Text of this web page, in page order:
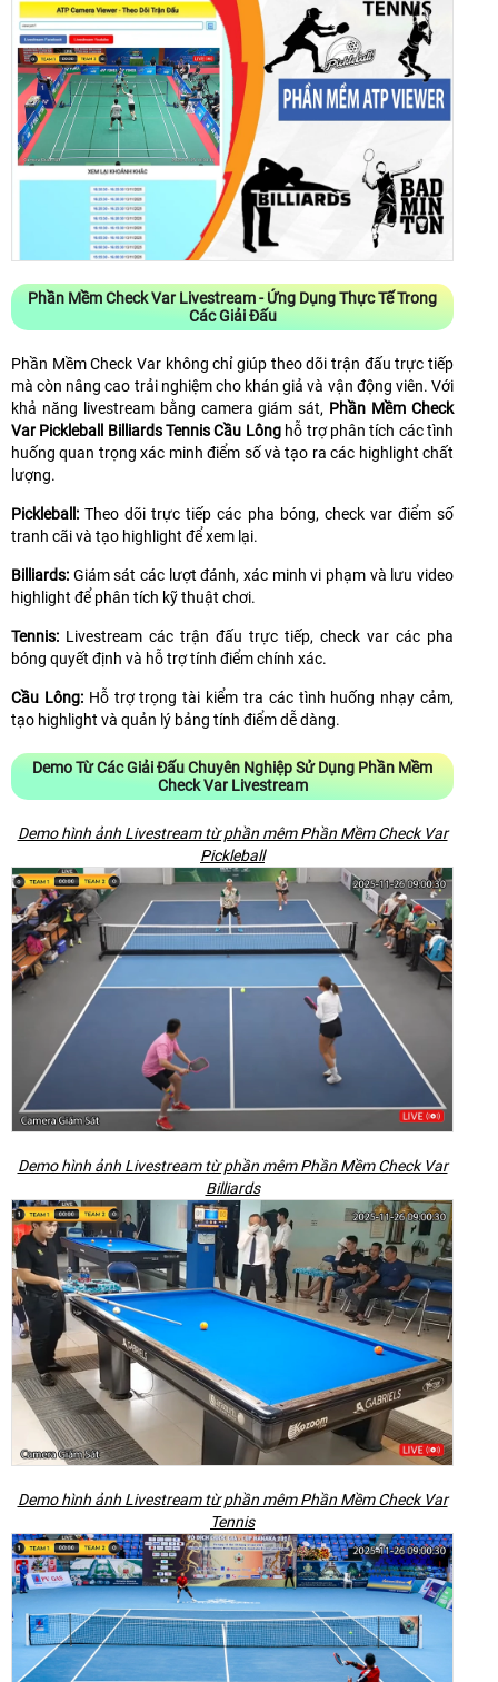
Phần Mềm Check Var Livestream - Ứng Dụng Thực Tế Trong
Các Giải Đấu
Phần Mềm Check Var không chỉ giúp theo dõi trận đấu trực tiếp
mà còn nâng cao trải nghiệm cho khán giả và vận động viên. Với
khả năng livestream bằng camera giám sát, Phần Mềm Check
Var Pickleball Billiards Tennis Cầu Lông hỗ trợ phân tích các tình
huống quan trọng xác minh điểm số và tạo ra các highlight chất
lượng.
Pickleball: Theo dõi trực tiếp các pha bóng, check var điểm số
tranh cãi và tạo highlight để xem lại.
Billiards: Giám sát các lượt đánh, xác minh vi phạm và lưu video
highlight để phân tích kỹ thuật chơi.
Tennis: Livestream các trận đấu trực tiếp, check var các pha
bóng quyết định và hỗ trợ tính điểm chính xác.
Cầu Lông:Hỗ trợ trọng tài kiểm tra các tình huống nhạy cảm,
tạo highlight và quản lý bảng tính điểm dễ dàng.
Demo Từ Các Giải Đấu Chuyên Nghiệp Sử Dụng Phần Mềm
Check Var Livestream
Demo hình ảnh Livestream từ phần mêm Phần Mềm Check Var
Pickleball
Demo hình ảnh Livestream từ phần mêm Phần Mềm Check Var
Billiards
Demo hình ảnh Livestream từ phần mêm Phần Mềm Check Var
Tennis